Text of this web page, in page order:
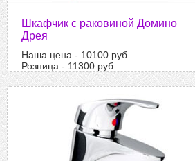
Шкафчик с раковиной Домино
Дрея
Наша цена - 10100 руб
Розница - 11300 руб